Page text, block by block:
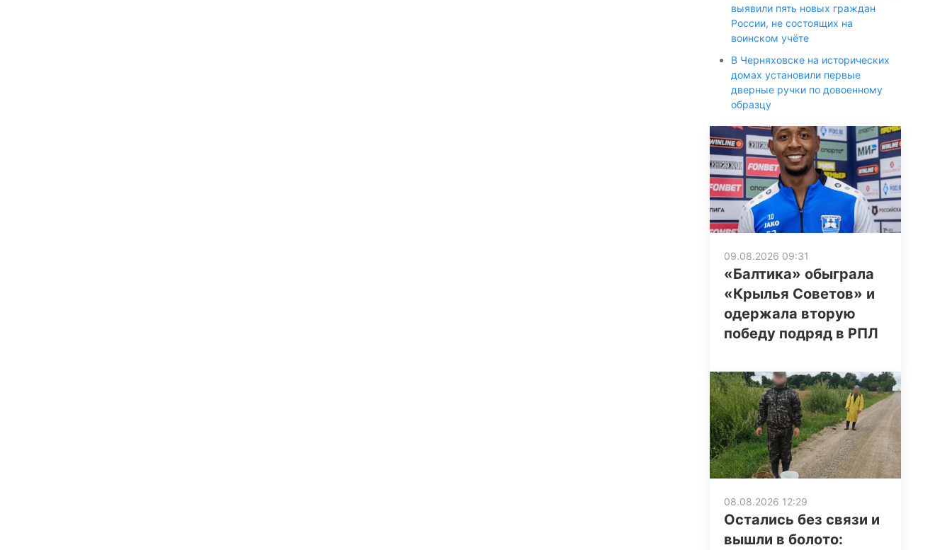
выявили пять новых граждан
России, не состоящих на
воинском учёте
В Черняховске на исторических
домах установили первые
дверные ручки по довоенному
образцу
09.08.2026 09:31
«Балтика» обыграла
«Крылья Советов» и
одержала вторую
победу подряд в РПЛ
08.08.2026 12:29
Остались без связи и
вышли в болото: